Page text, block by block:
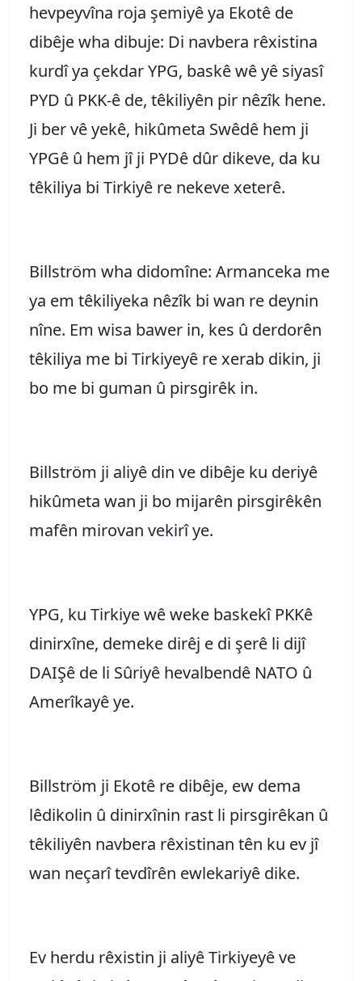
hevpeyvîna roja şemiyê ya Ekotê de
dibêje wha dibuje: Di navbera rêxistina
kurdî ya çekdar YPG, baskê wê yê siyasî
PYD û PKK-ê de, têkiliyên pir nêzîk hene.
Ji ber vê yekê, hikûmeta Swêdê hem ji
YPGê û hem jî ji PYDê dûr dikeve, da ku
têkiliya bi Tirkiyê re nekeve xeterê.
Billström wha didomîne: Armanceka me
ya em têkiliyeka nêzîk bi wan re deynin
nîne. Em wisa bawer in, kes û derdorên
têkiliya me bi Tirkiyeyê re xerab dikin, ji
bo me bi guman û pirsgirêk in.
Billström ji aliyê din ve dibêje ku deriyê
hikûmeta wan ji bo mijarên pirsgirêkên
mafên mirovan vekirî ye.
YPG, ku Tirkiye wê weke baskekî PKKê
dinirxîne, demeke dirêj e di şerê li dijî
DAIŞê de li Sûriyê hevalbendê NATO û
Amerîkayê ye.
Billström ji Ekotê re dibêje, ew dema
lêdikolin û dinirxînin rast li pirsgirêkan û
têkiliyên navbera rêxistinan tên ku ev jî
wan neçarî tevdîrên ewlekariyê dike.
Ev herdu rêxistin ji aliyê Tirkiyeyê ve